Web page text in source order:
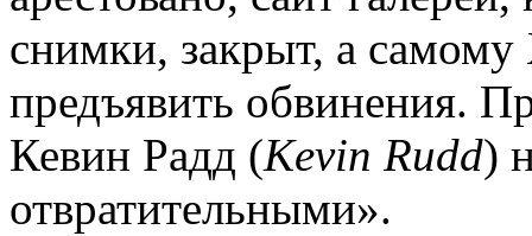
снимки, закрыт, а
предъявить обвинения.
Кевин Радд (Kevin Rudd)
отвратительными».